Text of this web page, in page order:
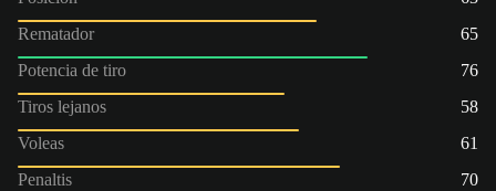
Rematador
65
Potencia de tiro
76
Tiros lejanos
58
Voleas
61
Penaltis
70